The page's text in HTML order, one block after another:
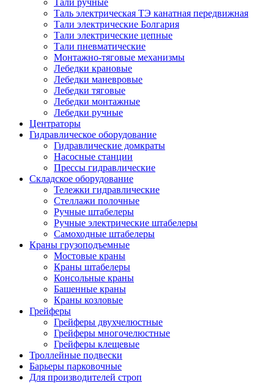
Тали ручные
Таль электрическая ТЭ канатная передвижная
Тали электрические Болгария
Тали электрические цепные
Тали пневматические
Монтажно-тяговые механизмы
Лебедки крановые
Лебедки маневровые
Лебедки тяговые
Лебедки монтажные
Лебедки ручные
Центраторы
Гидравлическое оборудование
Гидравлические домкраты
Насосные станции
Прессы гидравлические
Складское оборудование
Тележки гидравлические
Cтеллажи полочные
Ручные штабелеры
Ручные электрические штабелеры
Самоходные штабелеры
Краны грузоподъемные
Мостовые краны
Краны штабелеры
Консольные краны
Башенные краны
Краны козловые
Грейферы
Грейферы двухчелюстные
Грейферы многочелюстные
Грейферы клещевые
Троллейные подвески
Барьеры парковочные
Для производителей строп